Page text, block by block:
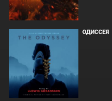
ОДИССЕЯ